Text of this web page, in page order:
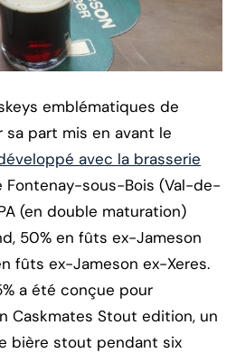
emblématiques de
sa part mis en avant le
avec la brasserie
Fontenay-sous-Bois (Val-de-
(en double maturation)
50% en fûts ex-Jameson
fûts ex-Jameson ex-Xeres.
a été conçue pour
Caskmates Stout edition, un
bière stout pendant six